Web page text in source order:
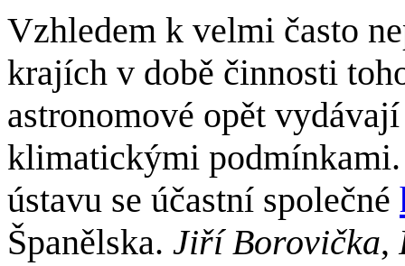
Vzhledem k velmi často
krajích v době činnosti
astronomové opět
klimatickými
ústavu se účastní společné
Španělska. Jiří Borovička,